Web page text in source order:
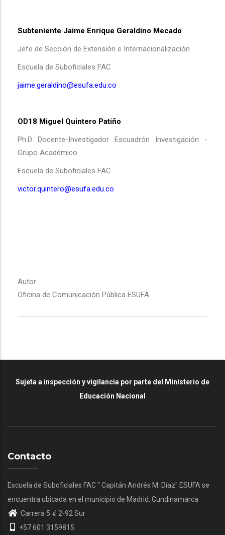
Subteniente Jaime Enrique Geraldino Mecado
Jefe de Sección de Extensión e Internacionalización
Escuela de Suboficiales FAC
jaime.geraldino@esufa.edu.co
OD18 Miguel Quintero Patiño
Ph.D Docente-Investigador Escuadrón Investigación -
Grupo Académico
Escuela de Suboficiales FAC
victor.quintero@esufa.edu.co
Autor
Oficina de Comunicación Pública ESUFA
Sujeta a inspección y vigilancia por parte del Ministerio de
Educación Nacional
Contacto
Escuela de Suboficiales FAC " Capitán Andrés M. Díaz" ESUFA se
encuentra ubicada en el municipio de Madrid, Cundinamarca
Carrera 5 # 2-92 Sur
+57 601 3159815